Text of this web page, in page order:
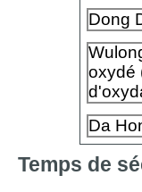
Dong
oxydé
Da
Temps de